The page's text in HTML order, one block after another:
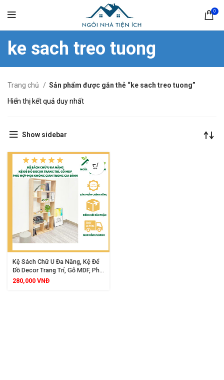
0
ke sach treo tuong
Trang chủ
Sản phẩm được gắn thẻ “ke sach treo tuong”
Hiển thị kết quả duy nhất
Show sidebar
Kệ Sách Chữ U Đa Năng, Kệ Để
Đồ Decor Trang Trí, Gỗ MDF, Phù
Hợp Mọi Không Gian Trong Gia
280,000 VNĐ